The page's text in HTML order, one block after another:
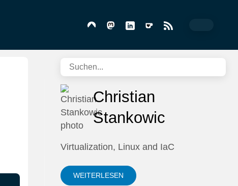
Christian
Stankowic
Virtualization, Linux and IaC
WEITERLESEN